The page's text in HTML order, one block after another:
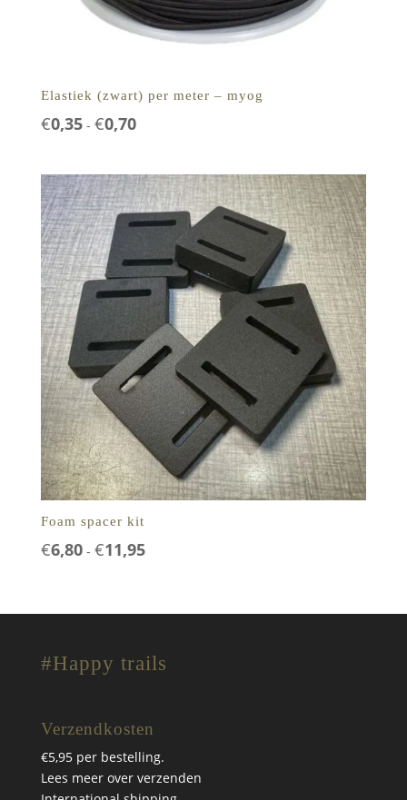
Elastiek (zwart) per meter – myog
€0,35 - €0,70Prijsklasse:
€0,70
Foam spacer kit
€6,80 - €11,95Prijsklasse:
#Happy trails
Verzendkosten
€5,95 per bestelling.
Lees meer over verzenden